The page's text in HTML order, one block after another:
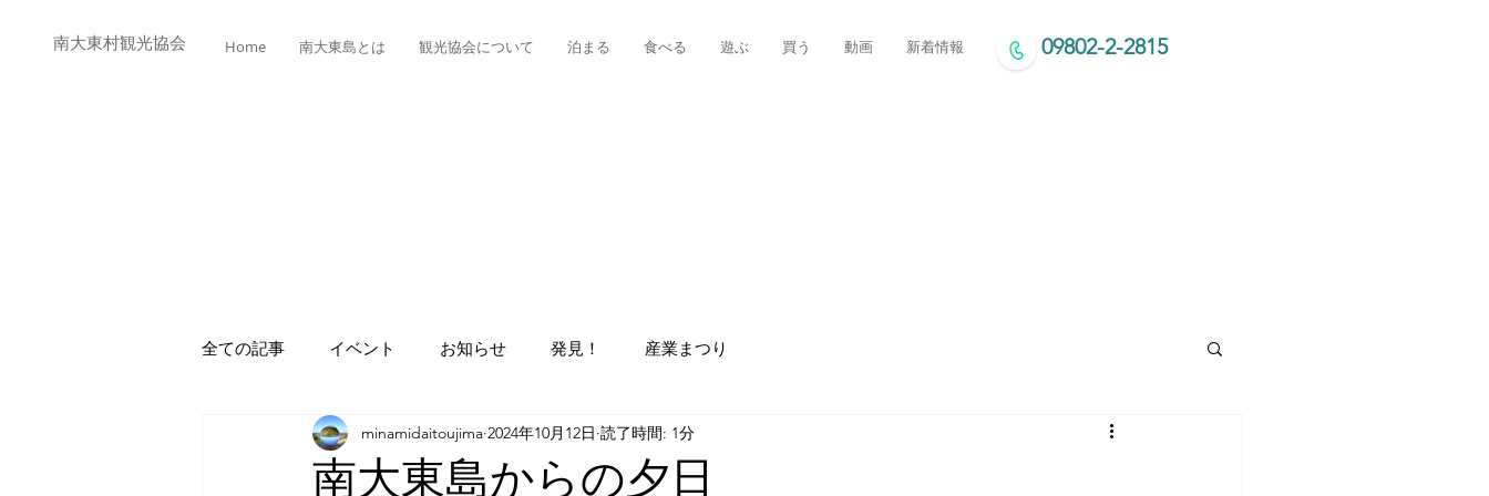
​​南大東村観光協会 Home 南大東島とは 観光協会について 泊まる 食べる 遊ぶ 買う 動画 新着情報 09802-2-2815
全ての記事 イベント お知らせ 発見！ 産業まつり
南大東島からの夕日
minamidaitoujima 2024年10月12日 読了時間: 1分